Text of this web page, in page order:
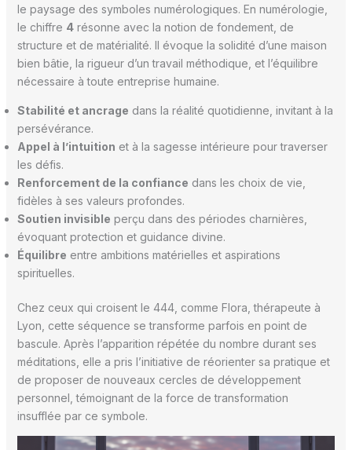
le paysage des symboles numérologiques. En numérologie,
le chiffre 4résonne avec la notion de fondement, de
structure et de matérialité. Il évoque la solidité d’une maison
bien bâtie, la rigueur d’un travail méthodique, et l’équilibre
nécessaire à toute entreprise humaine.
Stabilité et ancrage dans la réalité quotidienne, invitant à la
persévérance.
Appel à l’intuition et à la sagesse intérieure pour traverser
les défis.
Renforcement de la confiance dans les choix de vie,
fidèles à ses valeurs profondes.
Soutien invisible perçu dans des périodes charnières,
évoquant protection et guidance divine.
Équilibre entre ambitions matérielles et aspirations
spirituelles.
Chez ceux qui croisent le 444, comme Flora, thérapeute à
Lyon, cette séquence se transforme parfois en point de
bascule. Après l’apparition répétée du nombre durant ses
méditations, elle a pris l’initiative de réorienter sa pratique et
de proposer de nouveaux cercles de développement
personnel, témoignant de la force de transformation
insufflée par ce symbole.